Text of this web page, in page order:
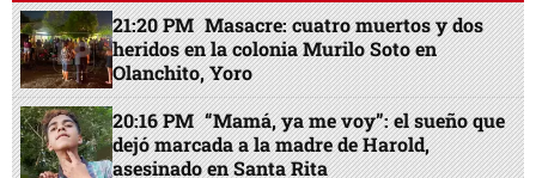
21:20 PM Masacre: cuatro muertos y dos
heridos en la colonia Murilo Soto en
Olanchito, Yoro
20:16 PM “Mamá, ya me voy”: el sueño que
dejó marcada a la madre de Harold,
asesinado en Santa Rita